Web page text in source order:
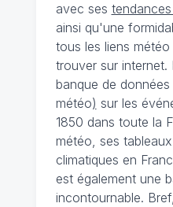
avec ses
ainsi qu'une
tous les liens
trouver sur internet.
banque de données
météo) sur les
1850 dans toute la
météo, ses
climatiques en
est également une
incontournable.